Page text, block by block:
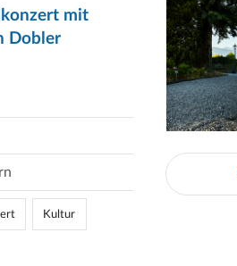
mit
Dobler
Kultur